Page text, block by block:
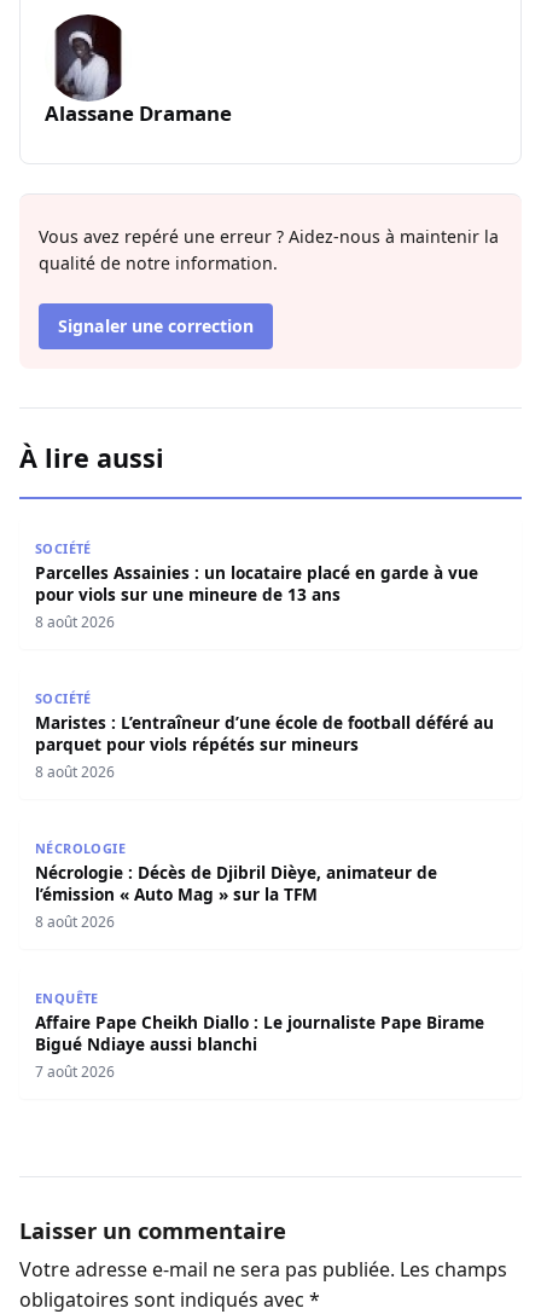
Alassane Dramane
Vous avez repéré une erreur ? Aidez-nous à maintenir la
qualité de notre information.
Signaler une correction
À lire aussi
SOCIÉTÉ
Parcelles Assainies : un locataire placé en garde à vue
pour viols sur une mineure de 13 ans
8 août 2026
SOCIÉTÉ
Maristes : L’entraîneur d’une école de football déféré au
parquet pour viols répétés sur mineurs
8 août 2026
NÉCROLOGIE
Nécrologie : Décès de Djibril Dièye, animateur de
l’émission « Auto Mag » sur la TFM
8 août 2026
ENQUÊTE
Affaire Pape Cheikh Diallo : Le journaliste Pape Birame
Bigué Ndiaye aussi blanchi
7 août 2026
Laisser un commentaire
Votre adresse e-mail ne sera pas publiée. Les champs
obligatoires sont indiqués avec *